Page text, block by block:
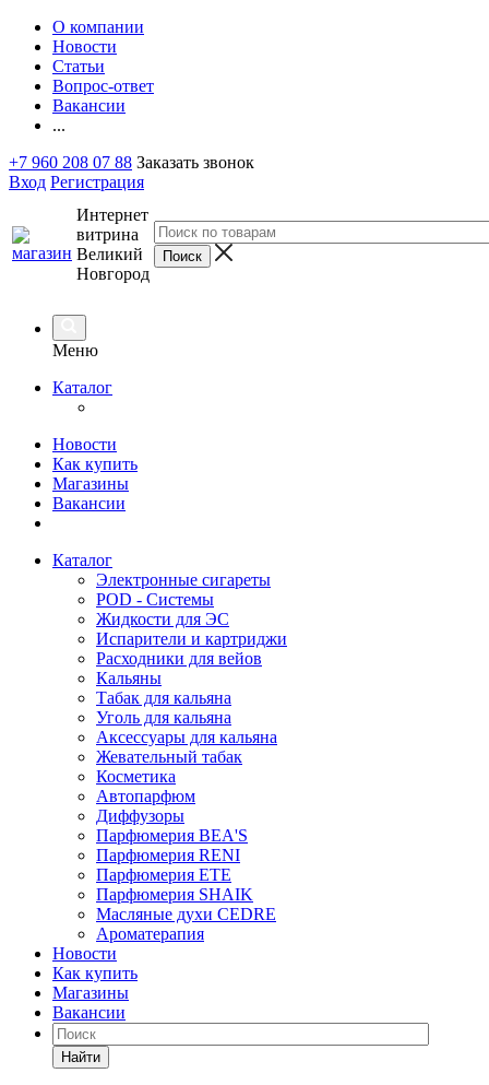
О компании
Новости
Статьи
Вопрос-ответ
Вакансии
...
+7 960 208 07 88 Заказать звонок
Вход Регистрация
Интернет
витрина
Великий
Новгород
Меню
Каталог
Новости
Как купить
Магазины
Вакансии
Каталог
Электронные сигареты
POD - Системы
Жидкости для ЭС
Испарители и картриджи
Расходники для вейов
Кальяны
Табак для кальяна
Уголь для кальяна
Аксессуары для кальяна
Жевательный табак
Косметика
Автопарфюм
Диффузоры
Парфюмерия BEA'S
Парфюмерия RENI
Парфюмерия ETE
Парфюмерия SHAIK
Масляные духи CEDRE
Ароматерапия
Новости
Как купить
Магазины
Вакансии
Найти